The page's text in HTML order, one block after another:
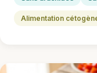
Alimentation